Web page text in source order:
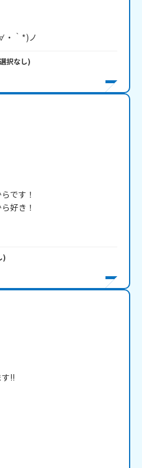
・｀*)ノ
選択なし)
です！
好き！
)
!!